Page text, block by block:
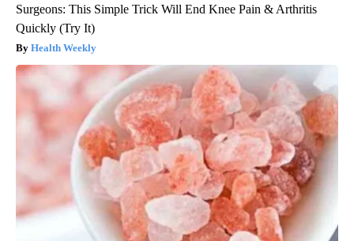
Surgeons: This Simple Trick Will End Knee Pain & Arthritis
Quickly (Try It)
Health Weekly